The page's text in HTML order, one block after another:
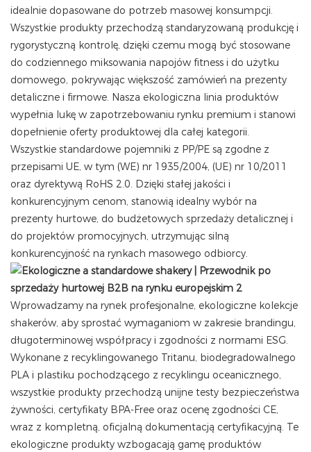
idealnie dopasowane do potrzeb masowej konsumpcji.
Wszystkie produkty przechodzą standaryzowaną produkcję i
rygorystyczną kontrolę, dzięki czemu mogą być stosowane
do codziennego miksowania napojów fitness i do użytku
domowego, pokrywając większość zamówień na prezenty
detaliczne i firmowe. Nasza ekologiczna linia produktów
wypełnia lukę w zapotrzebowaniu rynku premium i stanowi
dopełnienie oferty produktowej dla całej kategorii.
Wszystkie standardowe pojemniki z PP/PE są zgodne z
przepisami UE, w tym (WE) nr 1935/2004, (UE) nr 10/2011
oraz dyrektywą RoHS 2.0. Dzięki stałej jakości i
konkurencyjnym cenom, stanowią idealny wybór na
prezenty hurtowe, do budżetowych sprzedaży detalicznej i
do projektów promocyjnych, utrzymując silną
konkurencyjność na rynkach masowego odbiorcy.
Wprowadzamy na rynek profesjonalne, ekologiczne kolekcje
shakerów, aby sprostać wymaganiom w zakresie brandingu,
długoterminowej współpracy i zgodności z normami ESG.
Wykonane z recyklingowanego Tritanu, biodegradowalnego
PLA i plastiku pochodzącego z recyklingu oceanicznego,
wszystkie produkty przechodzą unijne testy bezpieczeństwa
żywności, certyfikaty BPA-Free oraz ocenę zgodności CE,
wraz z kompletną, oficjalną dokumentacją certyfikacyjną. Te
ekologiczne produkty wzbogacają gamę produktów